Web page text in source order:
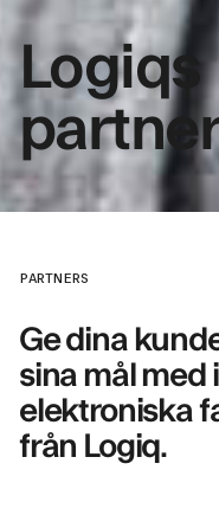
Logiqs
PARTNERS
Ge dina
sina mål med
elektroniska
från Logiq.